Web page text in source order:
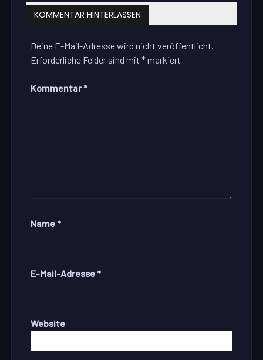
KOMMENTAR HINTERLASSEN
Deine E-Mail-Adresse wird nicht veröffentlicht.
Erforderliche Felder sind mit*markiert
Kommentar *
Name *
E-Mail-Adresse *
Website